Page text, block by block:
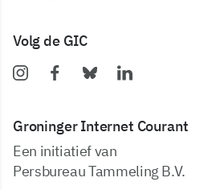
Volg de GIC
Groninger Internet Courant
Een initiatief van
Persbureau Tammeling B.V.